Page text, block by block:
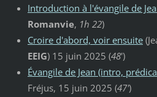
Introduction à l'évangile de
Romanvie, 1h 22)
Croire d'abord, voir ensuite
EEIG) 15 juin 2025 (48')
Évangile de Jean (intro,
Fréjus, 15 juin 2025 (47')